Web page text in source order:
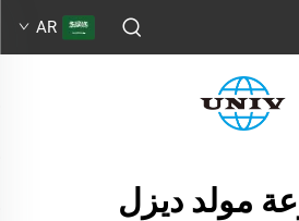
AR
مولد ديزل